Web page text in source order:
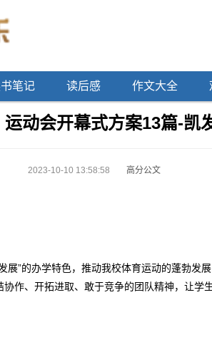
笔记 读后感 作文大全
运动会开幕式方案13篇-凯
2023-10-10 13:58:58 高分公文
展”的办学特色，推动我校体育运动的蓬勃发
作、开拓进取、敢于竞争的团队精神，让学